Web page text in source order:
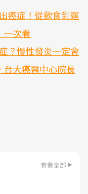
癌症！從飲食到運
一次看
？慢性發炎一定會
大癌醫中心院長
查看全部